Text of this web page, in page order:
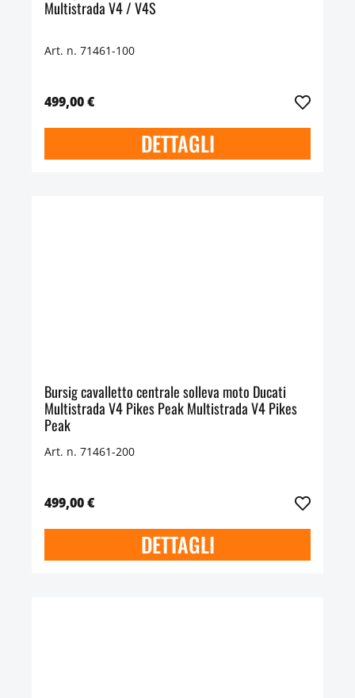
Multistrada V4 / V4S
Art. n. 71461-100
499,00 €
DETTAGLI
Bursig cavalletto centrale solleva moto Ducati
Multistrada V4 Pikes Peak Multistrada V4 Pikes
Peak
Art. n. 71461-200
499,00 €
DETTAGLI